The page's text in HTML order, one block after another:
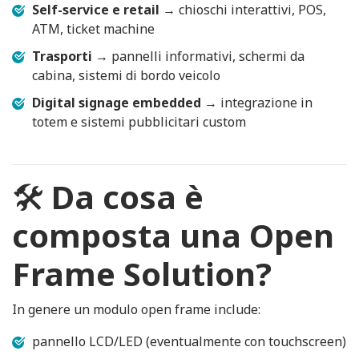
Self-service e retail → chioschi interattivi, POS,
ATM, ticket machine
Trasporti → pannelli informativi, schermi da
cabina, sistemi di bordo veicolo
Digital signage embedded → integrazione in
totem e sistemi pubblicitari custom
🛠️ Da cosa è
composta una Open
Frame Solution?
In genere un modulo open frame include:
pannello LCD/LED (eventualmente con touchscreen)